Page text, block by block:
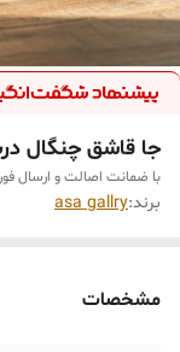
جا قاشق چنگال
با ضمانت اصالت و ارسال
برند:asa gallry
مشخصات